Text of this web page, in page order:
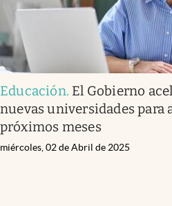
Educación. El Gobierno
nuevas universidades para
próximos meses
miércoles, 02 de Abril de 2025